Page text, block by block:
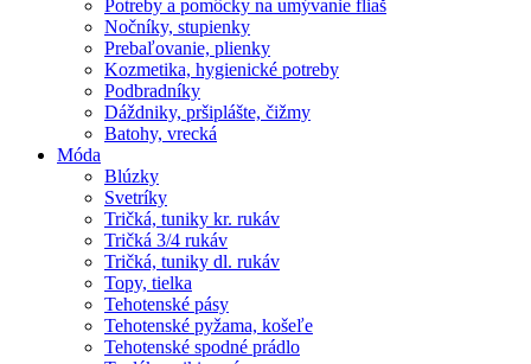
Potreby a pomôcky na umývanie fliaš
Nočníky, stupienky
Prebaľovanie, plienky
Kozmetika, hygienické potreby
Podbradníky
Dáždniky, pršiplášte, čižmy
Batohy, vrecká
Móda
Blúzky
Svetríky
Tričká, tuniky kr. rukáv
Tričká 3/4 rukáv
Tričká, tuniky dl. rukáv
Topy, tielka
Tehotenské pásy
Tehotenské pyžama, košeľe
Tehotenské spodné prádlo